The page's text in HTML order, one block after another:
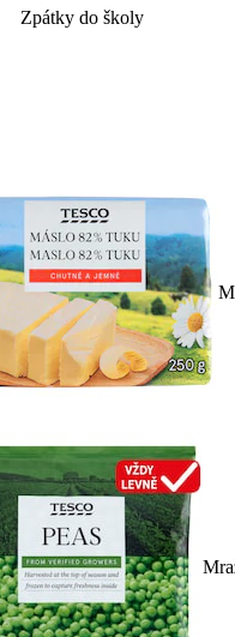
Zpátky do školy